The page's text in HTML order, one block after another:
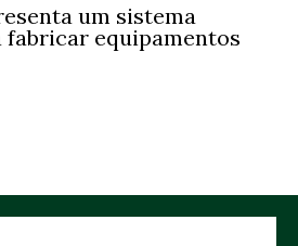
um sistema
fabricar equipamentos